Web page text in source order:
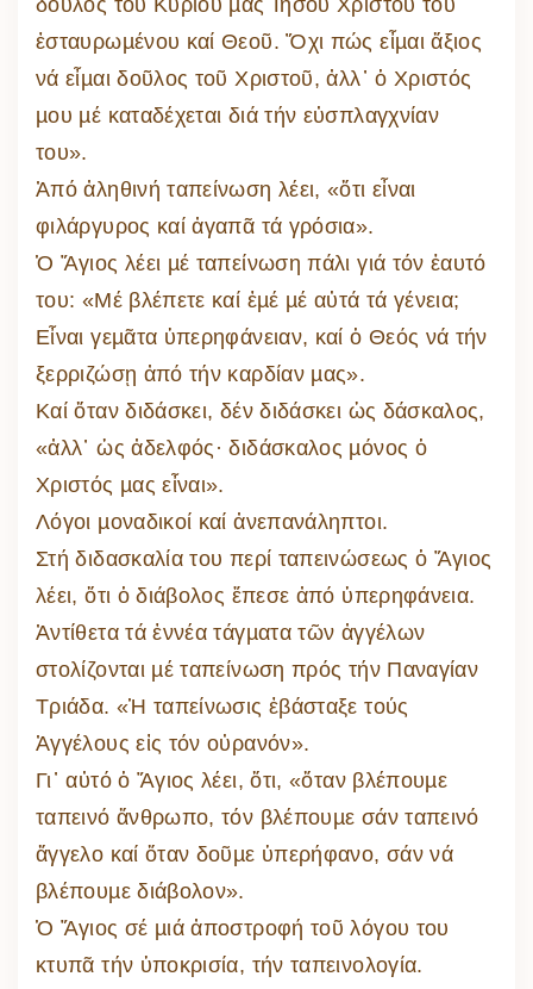
δοῦλος τοῦ Κυρίου µας Ἰησοῦ Χριστοῦ τοῦ
ἐσταυρωµένου καί Θεοῦ. Ὄχι πώς εἶµαι ἄξιος
νά εἶµαι δοῦλος τοῦ Χριστοῦ, ἀλλ᾽ ὁ Χριστός
µου µέ καταδέχεται διά τήν εὐσπλαγχνίαν
του».
Ἀπό ἀληθινή ταπείνωση λέει, «ὅτι εἶναι
φιλάργυρος καί ἀγαπᾶ τά γρόσια».
Ὁ Ἅγιος λέει µέ ταπείνωση πάλι γιά τόν ἑαυτό
του: «Μέ βλέπετε καί ἐµέ µέ αὐτά τά γένεια;
Εἶναι γεµᾶτα ὑπερηφάνειαν, καί ὁ Θεός νά τήν
ξερριζώσῃ ἀπό τήν καρδίαν µας».
Καί ὅταν διδάσκει, δέν διδάσκει ὡς δάσκαλος,
«ἀλλ᾽ ὡς ἀδελφός· διδάσκαλος µόνος ὁ
Χριστός µας εἶναι».
Λόγοι µοναδικοί καί ἀνεπανάληπτοι.
Στή διδασκαλία του περί ταπεινώσεως ὁ Ἅγιος
λέει, ὅτι ὁ διάβολος ἔπεσε ἀπό ὑπερηφάνεια.
Ἀντίθετα τά ἐννέα τάγµατα τῶν ἀγγέλων
στολίζονται µέ ταπείνωση πρός τήν Παναγίαν
Τριάδα. «Ἡ ταπείνωσις ἐβάσταξε τούς
Ἀγγέλους εἰς τόν οὐρανόν».
Γι᾽ αὐτό ὁ Ἅγιος λέει, ὅτι, «ὅταν βλέπουµε
ταπεινό ἄνθρωπο, τόν βλέπουµε σάν ταπεινό
ἄγγελο καί ὅταν δοῦµε ὑπερήφανο, σάν νά
βλέπουµε διάβολον».
Ὁ Ἅγιος σέ µιά ἀποστροφή τοῦ λόγου του
κτυπᾶ τήν ὑποκρισία, τήν ταπεινολογία.